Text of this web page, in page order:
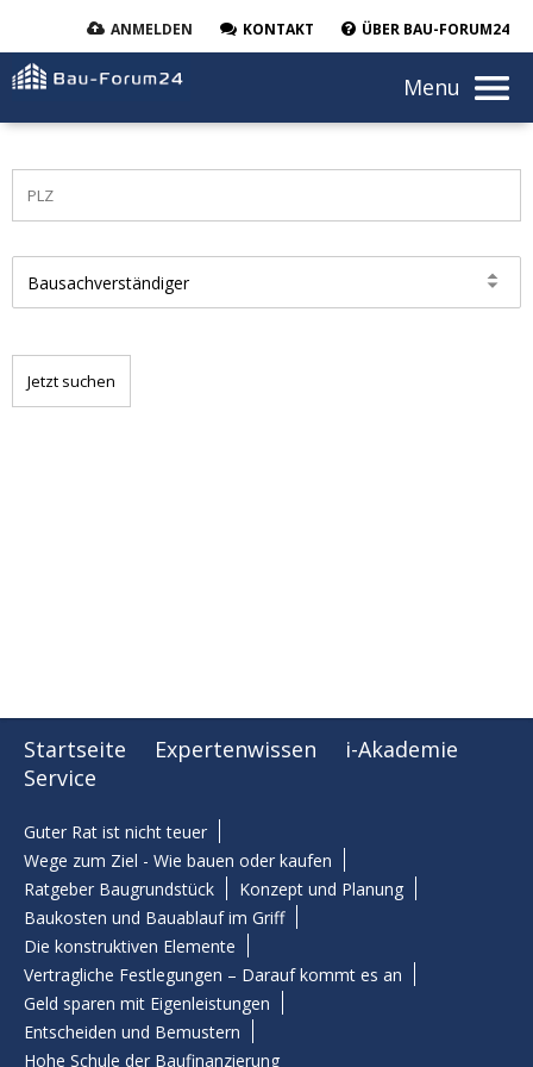
ANMELDEN KONTAKT ÜBER BAU-FORUM24
Menu
Startseite Expertenwissen
i-Akademie
Service
Guter Rat ist nicht teuer
Wege zum Ziel - Wie bauen oder kaufen
Ratgeber Baugrundstück
Konzept und Planung
Baukosten und Bauablauf im Griff
Die konstruktiven Elemente
Vertragliche Festlegungen – Darauf kommt es an
Geld sparen mit Eigenleistungen
Entscheiden und Bemustern
Hohe Schule der Baufinanzierung